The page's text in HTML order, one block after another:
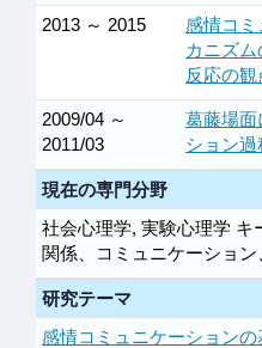
2013 ～ 2015
感情コミ
カニズ
反応の
2009/04 ～
2011/03
葛藤場面
ション過
現在の専門分野
社会心理学, 実験心理学 キ
関係、コミュニケーショ
研究テーマ
感情コミュニケーションの